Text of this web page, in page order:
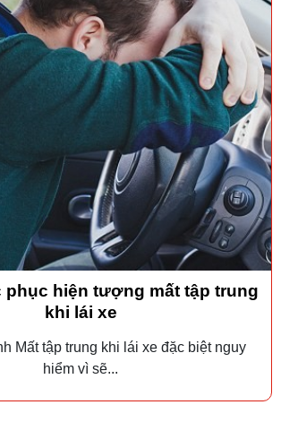
phục hiện tượng mất tập trung
khi lái xe
Mất tập trung khi lái xe đặc biệt nguy
hiểm vì sẽ...